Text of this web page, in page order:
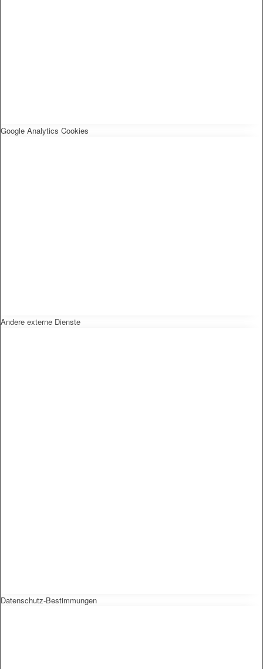
Google Analytics Cookies
Andere externe Dienste
Datenschutz-Bestimmungen